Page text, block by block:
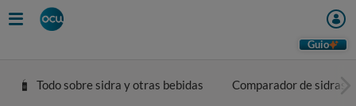
Guio
Todo sobre sidra y otras bebidas Comparador de sidras